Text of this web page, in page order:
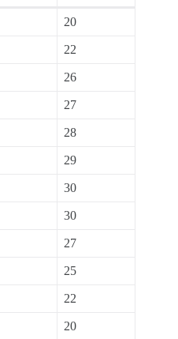
20
22
26
27
28
29
30
30
27
25
22
20